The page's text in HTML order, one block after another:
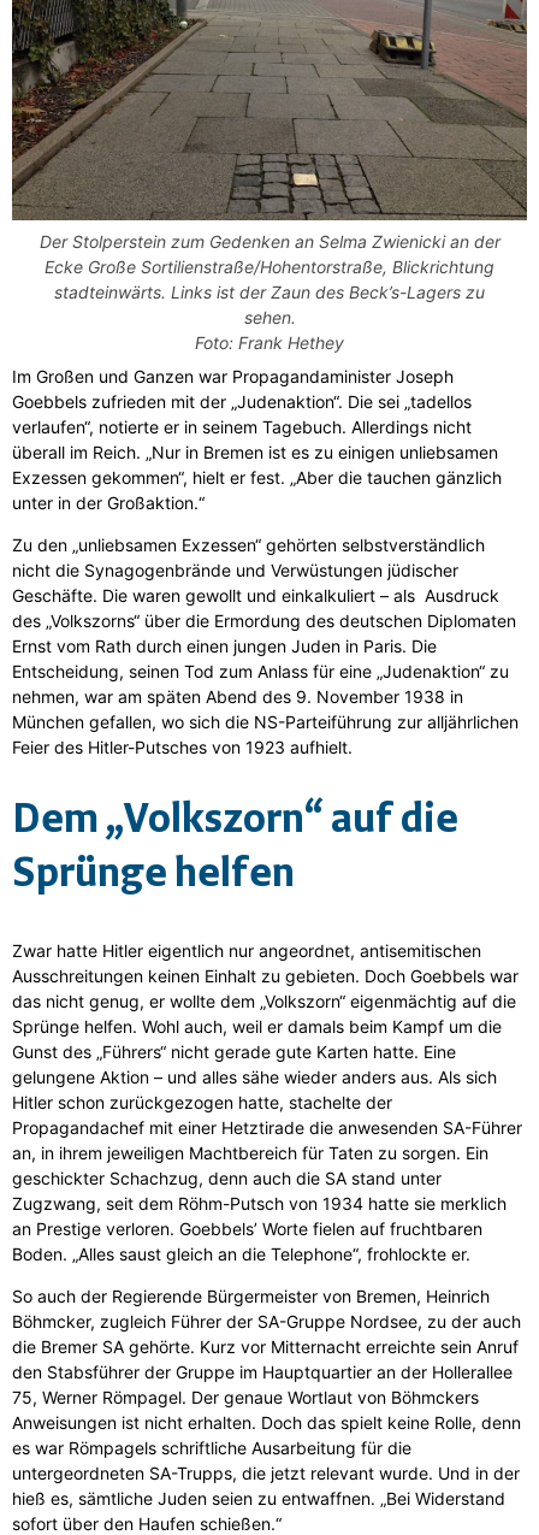
Der Stolperstein zum Gedenken an Selma Zwienicki an der
Ecke Große Sortilienstraße/Hohentorstraße, Blickrichtung
stadteinwärts. Links ist der Zaun des Beck’s-Lagers zu
sehen.
Foto: Frank Hethey
Im Großen und Ganzen war Propagandaminister Joseph
Goebbels zufrieden mit der „Judenaktion“. Die sei „tadellos
verlaufen“, notierte er in seinem Tagebuch. Allerdings nicht
überall im Reich. „Nur in Bremen ist es zu einigen unliebsamen
Exzessen gekommen“, hielt er fest. „Aber die tauchen gänzlich
unter in der Großaktion.“
Zu den „unliebsamen Exzessen“ gehörten selbstverständlich
nicht die Synagogenbrände und Verwüstungen jüdischer
Geschäfte. Die waren gewollt und einkalkuliert – als Ausdruck
des „Volkszorns“ über die Ermordung des deutschen Diplomaten
Ernst vom Rath durch einen jungen Juden in Paris. Die
Entscheidung, seinen Tod zum Anlass für eine „Judenaktion“ zu
nehmen, war am späten Abend des 9. November 1938 in
München gefallen, wo sich die NS-Parteiführung zur alljährlichen
Feier des Hitler-Putsches von 1923 aufhielt.
Dem „Volkszorn“ auf die
Sprünge helfen
Zwar hatte Hitler eigentlich nur angeordnet, antisemitischen
Ausschreitungen keinen Einhalt zu gebieten. Doch Goebbels war
das nicht genug, er wollte dem „Volkszorn“ eigenmächtig auf die
Sprünge helfen. Wohl auch, weil er damals beim Kampf um die
Gunst des „Führers“ nicht gerade gute Karten hatte. Eine
gelungene Aktion – und alles sähe wieder anders aus. Als sich
Hitler schon zurückgezogen hatte, stachelte der
Propagandachef mit einer Hetztirade die anwesenden SA-Führer
an, in ihrem jeweiligen Machtbereich für Taten zu sorgen. Ein
geschickter Schachzug, denn auch die SA stand unter
Zugzwang, seit dem Röhm-Putsch von 1934 hatte sie merklich
an Prestige verloren. Goebbels’ Worte fielen auf fruchtbaren
Boden. „Alles saust gleich an die Telephone“, frohlockte er.
So auch der Regierende Bürgermeister von Bremen, Heinrich
Böhmcker, zugleich Führer der SA-Gruppe Nordsee, zu der auch
die Bremer SA gehörte. Kurz vor Mitternacht erreichte sein Anruf
den Stabsführer der Gruppe im Hauptquartier an der Hollerallee
75, Werner Römpagel. Der genaue Wortlaut von Böhmckers
Anweisungen ist nicht erhalten. Doch das spielt keine Rolle, denn
es war Römpagels schriftliche Ausarbeitung für die
untergeordneten SA-Trupps, die jetzt relevant wurde. Und in der
hieß es, sämtliche Juden seien zu entwaffnen. „Bei Widerstand
sofort über den Haufen schießen.“